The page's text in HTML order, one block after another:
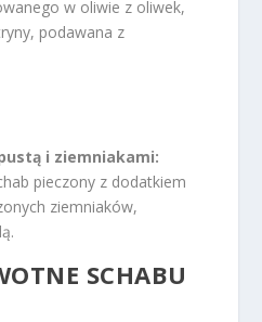
w oliwie z oliwek,
podawana z
i ziemniakami:
pieczony z dodatkiem
ziemniaków,
SCHABU